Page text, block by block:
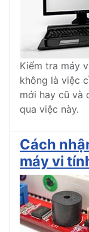
Kiểm tra máy
không là việc
mới hay cũ và
qua việc này.
Cách
máy vi